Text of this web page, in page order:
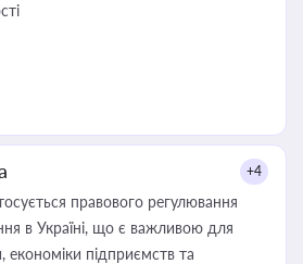
+4
правового регулювання
в Україні, що є важливою для
економіки підприємств та